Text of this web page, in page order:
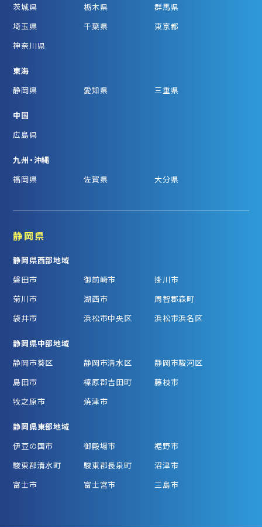
茨城県
栃木県
群馬県
埼玉県
千葉県
東京都
神奈川県
東海
静岡県
愛知県 三重県
中国
広島県
九州・沖縄
福岡県
佐賀県 大分県
静岡県
静岡県西部地域
磐田市
御前崎市
掛川市
菊川市
湖西市
周智郡森町
袋井市
浜松市中央区 浜松市浜名区
静岡県中部地域
静岡市葵区
静岡市清水区
静岡市駿河区
島田市
榛原郡吉田町
藤枝市
牧之原市
焼津市
静岡県東部地域
伊豆の国市
御殿場市
裾野市
駿東郡清水町
駿東郡長泉町
沼津市
富士市
富士宮市 三島市